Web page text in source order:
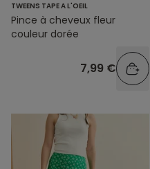
TWEENS TAPE A L'OEIL
Pince à cheveux fleur
couleur dorée
7,99 €